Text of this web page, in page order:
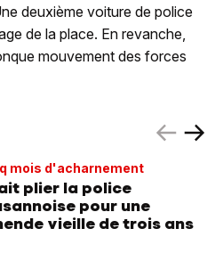
deuxième voiture de police
de la place. En revanche,
mouvement des forces
mois d'acharnement
plier la police
pour une
vieille de trois ans